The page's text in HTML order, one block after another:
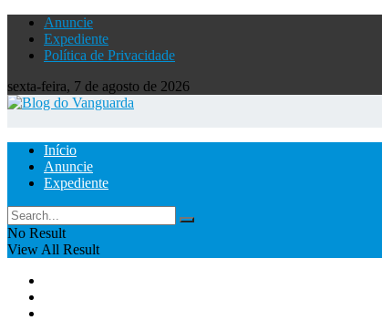
Anuncie
Expediente
Política de Privacidade
sexta-feira, 7 de agosto de 2026
Início
Anuncie
Expediente
No Result
View All Result